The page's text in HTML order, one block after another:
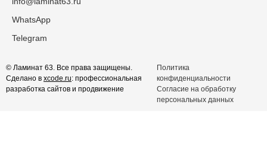
WhatsApp
Telegram
© Ламинат 63. Все права защищены.
Сделано в xcode.ru: профессиональная
разработка сайтов и продвижение
Политика
конфиденциальности
Согласие на обработку
персональных данных